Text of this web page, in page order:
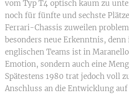
vom Typ T4 optisch kaum zu
noch für fünfte und sechste
Ferrari-Chassis zuweilen
besonders neue Erkenntnis, denn
englischen Teams ist in
Emotion, sondern auch eine
Spätestens 1980 trat jedoch voll
Anschluss an die Entwicklung